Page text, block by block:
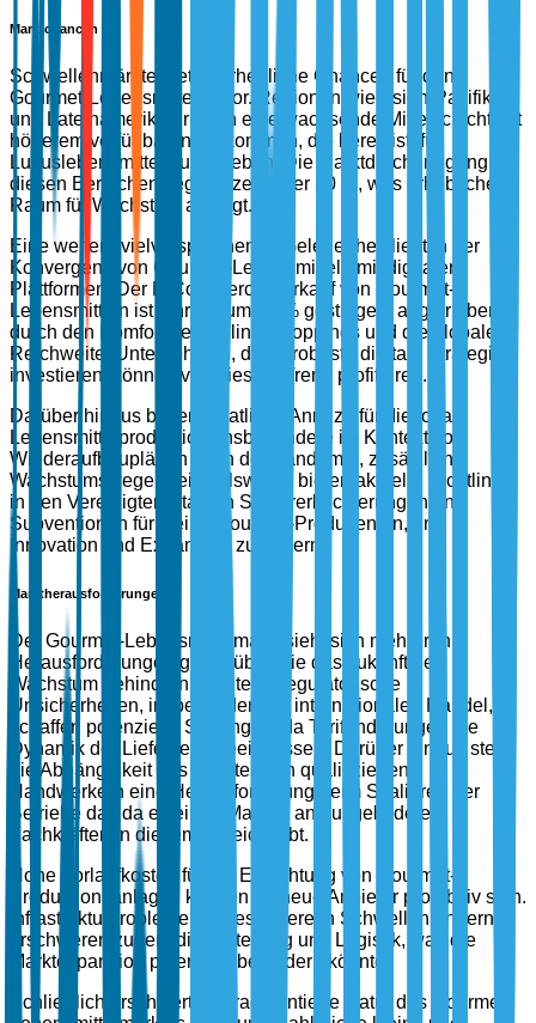
Marktchancen
Schwellenmärkte bieten erhebliche Chancen für den
Gourmet-Lebensmittelsektor. Regionen wie Asien-Pazifik
und Lateinamerika erleben eine wachsende Mittelschicht mit
höherem verfügbaren Einkommen, die bereit ist, für
Luxuslebensmittel auszugeben. Die Marktdurchdringung in
diesen Bereichen liegt derzeit unter 10 %, was erheblichen
Raum für Wachstum anzeigt.
Eine weitere vielversprechende Gelegenheit liegt in der
Konvergenz von Gourmet-Lebensmitteln mit digitalen
Plattformen. Der E-Commerce-Verkauf von Gourmet-
Lebensmitteln ist jährlich um 35 % gestiegen, angetrieben
durch den Komfort des Online-Shoppings und die globale
Reichweite. Unternehmen, die in robuste digitale Strategien
investieren, können von diesem Trend profitieren.
Darüber hinaus bieten staatliche Anreize für die lokale
Lebensmittelproduktion, insbesondere im Kontext von
Wiederaufbauplänen nach der Pandemie, zusätzliche
Wachstumswege. Beispielsweise bieten aktuelle Richtlinien
in den Vereinigten Staaten Steuererleichterungen und
Subventionen für kleine Gourmet-Produzenten, um
Innovation und Expansion zu fördern.
Marktherausforderungen
Der Gourmet-Lebensmittelmarkt sieht sich mehreren
Herausforderungen gegenüber, die das zukünftige
Wachstum behindern könnten. Regulatorische
Unsicherheiten, insbesondere im internationalen Handel,
schaffen potenzielle Störungen, da Tarifänderungen die
Dynamik der Lieferkette beeinflussen. Darüber hinaus stellt
die Abhängigkeit des Marktes von qualifizierten
Handwerkern eine Herausforderung beim Skalieren der
Betriebe dar, da es einen Mangel an ausgebildeten
Fachkräften in diesem Bereich gibt.
Hohe Vorlaufkosten für die Einrichtung von Gourmet-
Produktionsanlagen können für neue Anbieter prohibitiv sein.
Infrastrukturprobleme, insbesondere in Schwellenländern,
erschweren zudem die Verteilung und Logistik, was die
Marktexpansion potenziell behindern könnte.
Schließlich erschwert die fragmentierte Natur des Gourmet-